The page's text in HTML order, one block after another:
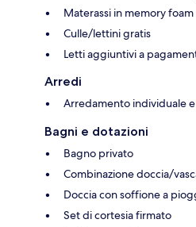
Materassi in memory foam
Culle/lettini gratis
Letti aggiuntivi a
Arredi
Arredamento individuale
Bagni e dotazioni
Bagno privato
Combinazione doccia/
Doccia con soffione a
Set di cortesia firmato